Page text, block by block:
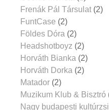
Frenák Pál Társulat (2)
FuntCase (2)
Földes Dóra (2)
Headshotboyz (2)
Horváth Bianka (2)
Horváth Dorka (2)
Matador (2)
Muzikum Klub & Bisztró
Nagy budapesti